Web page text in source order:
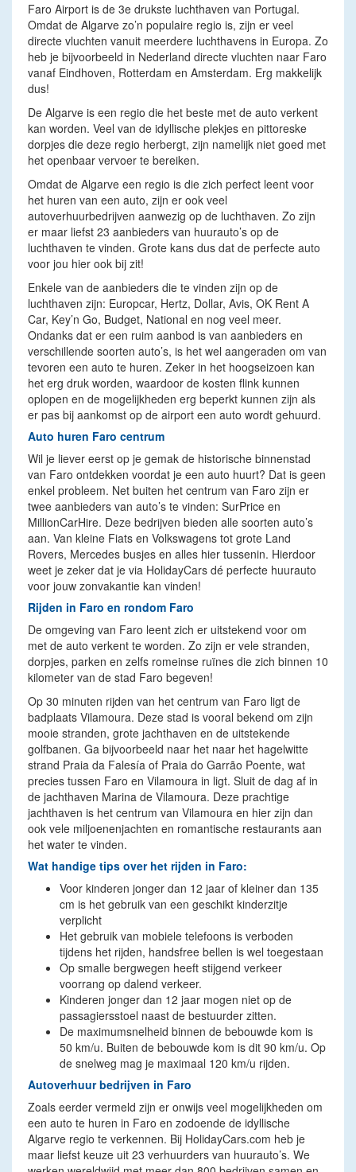
Faro Airport is de 3e drukste luchthaven van Portugal.
Omdat de Algarve zo’n populaire regio is, zijn er veel
directe vluchten vanuit meerdere luchthavens in Europa. Zo
heb je bijvoorbeeld in Nederland directe vluchten naar Faro
vanaf Eindhoven, Rotterdam en Amsterdam. Erg makkelijk
dus!
De Algarve is een regio die het beste met de auto verkent
kan worden. Veel van de idyllische plekjes en pittoreske
dorpjes die deze regio herbergt, zijn namelijk niet goed met
het openbaar vervoer te bereiken.
Omdat de Algarve een regio is die zich perfect leent voor
het huren van een auto, zijn er ook veel
autoverhuurbedrijven aanwezig op de luchthaven. Zo zijn
er maar liefst 23 aanbieders van huurauto’s op de
luchthaven te vinden. Grote kans dus dat de perfecte auto
voor jou hier ook bij zit!
Enkele van de aanbieders die te vinden zijn op de
luchthaven zijn: Europcar, Hertz, Dollar, Avis, OK Rent A
Car, Key’n Go, Budget, National en nog veel meer.
Ondanks dat er een ruim aanbod is van aanbieders en
verschillende soorten auto’s, is het wel aangeraden om van
tevoren een auto te huren. Zeker in het hoogseizoen kan
het erg druk worden, waardoor de kosten flink kunnen
oplopen en de mogelijkheden erg beperkt kunnen zijn als
er pas bij aankomst op de airport een auto wordt gehuurd.
Auto huren Faro centrum
Wil je liever eerst op je gemak de historische binnenstad
van Faro ontdekken voordat je een auto huurt? Dat is geen
enkel probleem. Net buiten het centrum van Faro zijn er
twee aanbieders van auto’s te vinden: SurPrice en
MillionCarHire. Deze bedrijven bieden alle soorten auto’s
aan. Van kleine Fiats en Volkswagens tot grote Land
Rovers, Mercedes busjes en alles hier tussenin. Hierdoor
weet je zeker dat je via HolidayCars dé perfecte huurauto
voor jouw zonvakantie kan vinden!
Rijden in Faro en rondom Faro
De omgeving van Faro leent zich er uitstekend voor om
met de auto verkent te worden. Zo zijn er vele stranden,
dorpjes, parken en zelfs romeinse ruïnes die zich binnen 10
kilometer van de stad Faro begeven!
Op 30 minuten rijden van het centrum van Faro ligt de
badplaats Vilamoura. Deze stad is vooral bekend om zijn
mooie stranden, grote jachthaven en de uitstekende
golfbanen. Ga bijvoorbeeld naar het naar het hagelwitte
strand Praia da Falesía of Praia do Garrão Poente, wat
precies tussen Faro en Vilamoura in ligt. Sluit de dag af in
de jachthaven Marina de Vilamoura. Deze prachtige
jachthaven is het centrum van Vilamoura en hier zijn dan
ook vele miljoenenjachten en romantische restaurants aan
het water te vinden.
Wat handige tips over het rijden in Faro:
Voor kinderen jonger dan 12 jaar of kleiner dan 135
cm is het gebruik van een geschikt kinderzitje
verplicht
Het gebruik van mobiele telefoons is verboden
tijdens het rijden, handsfree bellen is wel toegestaan
Op smalle bergwegen heeft stijgend verkeer
voorrang op dalend verkeer.
Kinderen jonger dan 12 jaar mogen niet op de
passagiersstoel naast de bestuurder zitten.
De maximumsnelheid binnen de bebouwde kom is
50 km/u. Buiten de bebouwde kom is dit 90 km/u. Op
de snelweg mag je maximaal 120 km/u rijden.
Autoverhuur bedrijven in Faro
Zoals eerder vermeld zijn er onwijs veel mogelijkheden om
een auto te huren in Faro en zodoende de idyllische
Algarve regio te verkennen. Bij HolidayCars.com heb je
maar liefst keuze uit 23 verhuurders van huurauto’s. We